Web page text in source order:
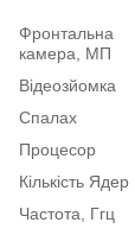
Фронтальна
камера, МП
Відеозйомка
Спалах
Процесор
Кількість Ядер
Частота, Ггц